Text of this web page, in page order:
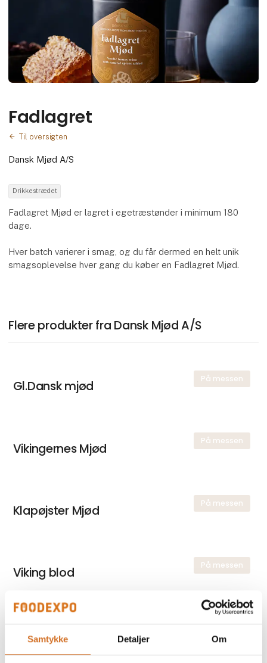
Samtykke Detaljer Om
Fadlagret
Til oversigten
Dansk Mjød A/S
Drikkestrædet
Fadlagret Mjød er lagret i egetræstønder i minimum 180
dage.
Hver batch varierer i smag, og du får dermed en helt unik
smagsoplevelse hver gang du køber en Fadlagret Mjød.
Flere produkter fra Dansk Mjød A/S
På messen
Gl.Dansk mjød
På messen
Vikingernes Mjød
På messen
Klapøjster Mjød
På messen
Viking blod
På messen
Ribe Mjød